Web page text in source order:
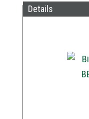
Details